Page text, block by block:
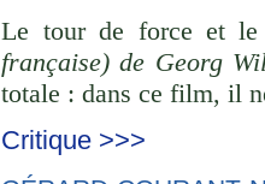
Le tour de force et
française) de Georg
totale : dans ce film, il
Critique >>>